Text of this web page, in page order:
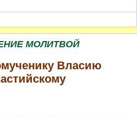
МОЛИТВОЙ
Власию